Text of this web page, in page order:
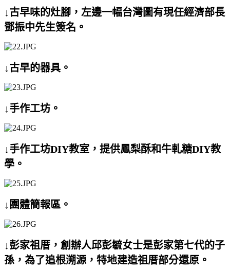
↓古早味的灶腳，左邊一幅台灣圖有現任經濟部長
鄧振中先生簽名。
↓古早的器具。
↓手作工坊。
↓手作工坊DIY教室，提供鳳梨酥和牛軋糖DIY教
學。
↓團體簡報區。
↓彭家祖厝，創辦人邱彭毓女士是彭家第七代的子
孫，為了追根溯源，特地建造祖厝部分還原。